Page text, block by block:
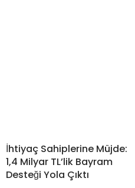
İhtiyaç Sahiplerine Müjde:
1,4 Milyar TL’lik Bayram
Desteği Yola Çıktı